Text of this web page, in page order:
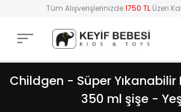
Tüm Alışverişlerinizde1750 TL Üzeri
Childgen - Süper
350 ml şişe -